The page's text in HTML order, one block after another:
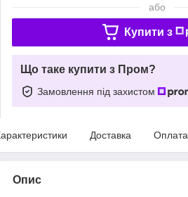
або
Купити з
Що таке купити з Пром?
Замовлення під захистом
Доставка Оплата
Опис